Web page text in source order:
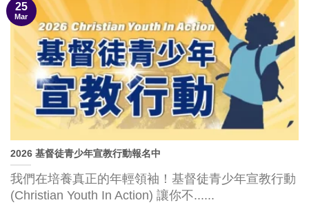
2026 基督徒青少年宣教行動報名中
我們在培養真正的年輕領袖！基督徒青少年宣教行動
(Christian Youth In Action) 讓你不......
25
Mar